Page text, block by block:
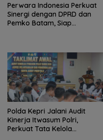
Perwara Indonesia Perkuat
Sinergi dengan DPRD dan
Pemko Batam, Siap
Polda Kepri Jalani Audit
Kinerja Itwasum Polri,
Perkuat Tata Kelola